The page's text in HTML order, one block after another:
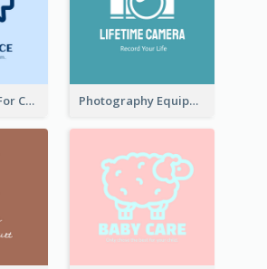
Chat Box Logo For Chatroom Services Photography Equipment Graphic Logo In Monochrome